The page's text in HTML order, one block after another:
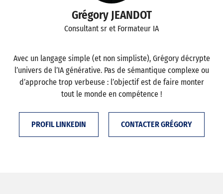
Grégory JEANDOT
Consultant sr et Formateur IA
Avec un langage simple (et non simpliste), Grégory décrypte
l’univers de l’IA générative. Pas de sémantique complexe ou
d’approche trop verbeuse : l’objectif est de faire monter
tout le monde en compétence !
PROFIL LINKEDIN CONTACTER GRÉGORY